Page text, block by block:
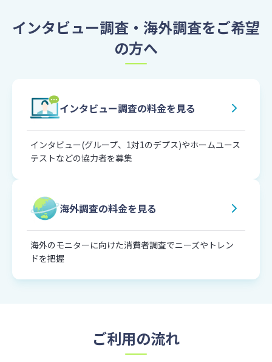
インタビュー調査・海外調査をご希望
の方へ
インタビュー調査の料金を見る
インタビュー(グループ、1対1のデプス)やホームユース
テストなどの協力者を募集
海外調査の料金を見る
海外のモニターに向けた消費者調査でニーズやトレン
ドを把握
ご利用の流れ